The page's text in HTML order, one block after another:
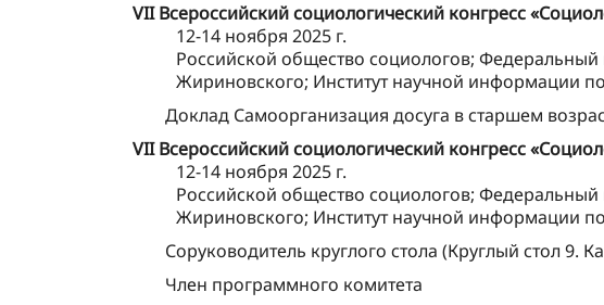
VII Всероссийский социологический конгресс
12-14 ноября 2025 г.
Российской общество социологов;
Жириновского; Институт научной информации
Доклад Самоорганизация досуга в старшем
VII Всероссийский социологический конгресс
12-14 ноября 2025 г.
Российской общество социологов;
Жириновского; Институт научной информации
Соруководитель круглого стола (Круглый стол 9.
Член программного комитета